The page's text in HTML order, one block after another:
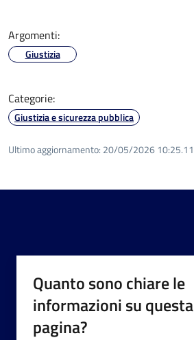
Argomenti:
Giustizia
Categorie:
Giustizia e sicurezza pubblica
Ultimo aggiornamento: 20/05/2026 10:25.11
Quanto sono chiare le
informazioni su questa
pagina?